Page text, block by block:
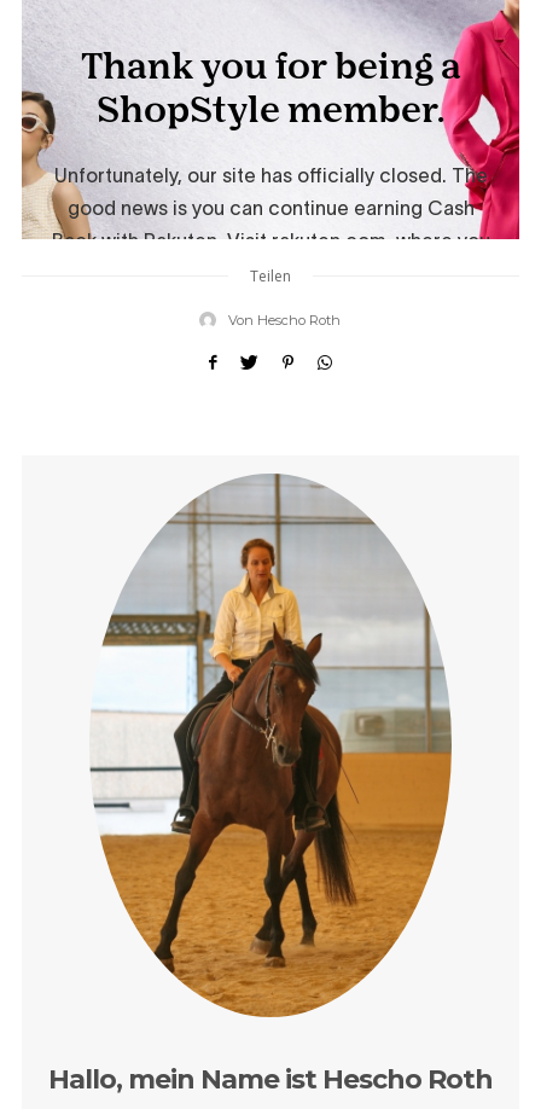
Teilen
Von Hescho Roth
Hallo, mein Name ist Hescho Roth